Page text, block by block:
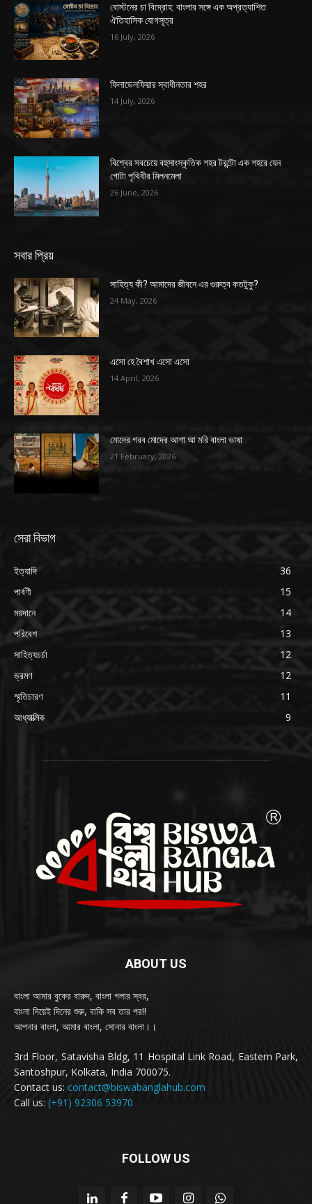
বোস্টনের চা বিদ্রোহ: বাংলার সঙ্গে এক অপ্রত্যাশিত
ঐতিহাসিক যোগসূত্র
16 July, 2026
ফিলাডেলফিয়ার স্বাধীনতার শহর
14 July, 2026
বিশ্বের সবচেয়ে বহুসাংস্কৃতিক শহর টরন্টো এক শহরে যেন
গোটা পৃথিবীর মিলনমেলা
26 June, 2026
সবার প্রিয়
সাহিত্য কী? আমাদের জীবনে এর গুরুত্ব কতটুকু?
24 May, 2026
এসো হে বৈশাখ এসো এসো
14 April, 2026
মোদের গরব মোদের আশা আ মরি বাংলা ভাষা
21 February, 2026
সেরা বিভাগ
ইত্যাদি
36
পার্বণী
15
ময়দানে
14
পরিবেশ
13
সাহিত্যচর্চা
12
ভ্রমণ
12
স্মৃতিচারণ
11
আধ্যাত্মিক
9
ABOUT US
বাংলা আমার বুকের বারুদ, বাংলা গলার স্বর,
বাংলা দিয়েই দিনের শুরু, বাকি সব তার পর!!
আপনার বাংলা, আমার বাংলা, সোনার বাংলা।।
3rd Floor, Satavisha Bldg, 11 Hospital Link Road, Eastern Park,
Santoshpur, Kolkata, India 700075.
Contact us: contact@biswabanglahub.com
Call us: (+91) 92306 53970
FOLLOW US